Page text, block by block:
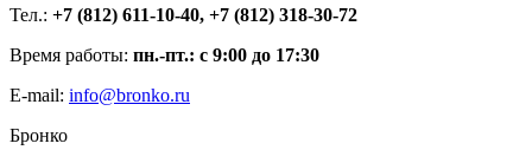
Тел.: +7 (812) 611-10-40, +7 (812) 318-30-72
Время работы: пн.-пт.: с 9:00 до 17:30
E-mail: info@bronko.ru
Бронко